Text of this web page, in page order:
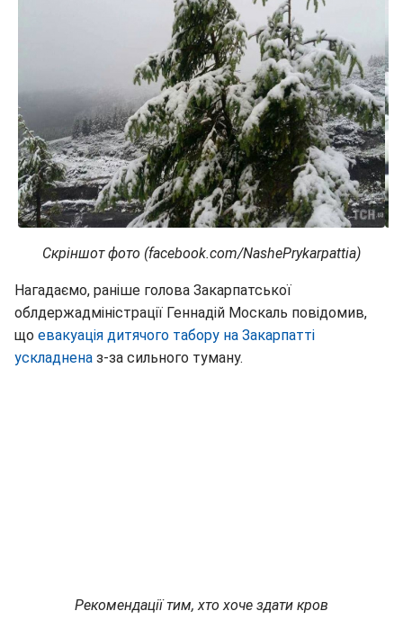
Скріншот фото (facebook.com/NashePrykarpattia)
Нагадаємо, раніше голова Закарпатської
облдержадміністрації Геннадій Москаль повідомив,
що евакуація дитячого табору на Закарпатті
ускладнена з-за сильного туману.
Рекомендації тим, хто хоче здати кров